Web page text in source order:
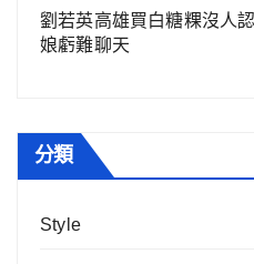
劉若英高雄買白糖粿沒人
娘虧難聊天
分類
Style